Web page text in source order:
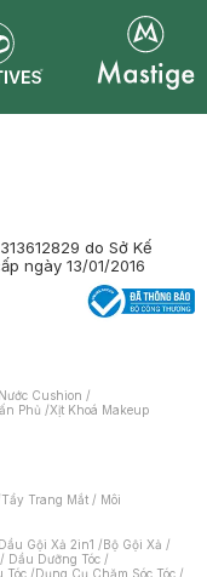
do Sở Kế
ngày 13/01/2016
Cushion /
Phủ /Xịt Khoá Makeup
Tẩy Trang Mắt / Môi
Dầu Gội Xả 2in1 /Bộ Gội Xả /
Dầu Dưỡng Tóc /
Tóc /Dụng Cụ Chăm Sóc Tóc /